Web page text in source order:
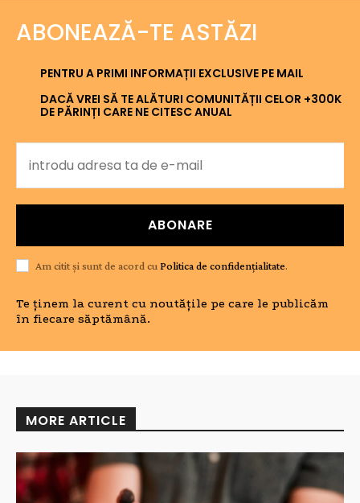
ABONEAZĂ-TE ASTĂZI
PENTRU A PRIMI INFORMAȚII EXCLUSIVE PE MAIL
DACĂ VREI SĂ TE ALĂTURI COMUNITĂȚII CELOR +300K
DE PĂRINȚI CARE NE CITESC ANUAL
ABONARE
Am citit și sunt de acord cu Politica de confidențialitate.
Te ținem la curent cu noutățile pe care le publicăm
în fiecare săptămână.
MORE ARTICLE